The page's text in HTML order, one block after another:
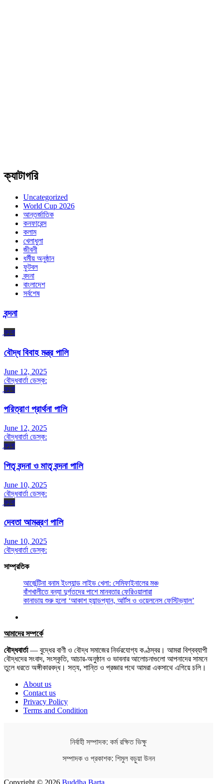
ক্যাটাগরি
Uncategorized
World Cup 2026
আন্তর্জাতিক
কনফারেন্স
কলাম
খেলাধুলা
জীবনী
ধর্মীয় অনুষ্ঠান
ফুটবল
বন্দনা
বাংলাদেশ
সর্বশেষ
বন্দনা
বন্দনা
বৌদ্ধ বিবাহ মন্ত্র পালি
June 12, 2025
বৌদ্ধবার্তা ডেস্ক:
বন্দনা
পরিত্রাণ প্রার্থনা পালি
June 12, 2025
বৌদ্ধবার্তা ডেস্ক:
বন্দনা
পিতৃ বন্দনা ও মাতৃ বন্দনা পালি
June 10, 2025
বৌদ্ধবার্তা ডেস্ক:
বন্দনা
দেবতা আমন্ত্রণ পালি
June 10, 2025
বৌদ্ধবার্তা ডেস্ক:
সাম্প্রতিক
আর্জেন্টিনা বনাম ইংল্যান্ড লাইভ খেলা: সেমিফাইনালের মঞ্চ
বাঁশখালীতে বন্যা দুর্গতদের পাশে মানবতার ফেরিওয়ালারা
কানাডায় শুরু হলো ‘আকাশ হ্যান্ডপ্যান, আর্টস ও ওয়েলনেস ফেস্টিভ্যাল’
আমাদের সম্পর্কে
বৌদ্ধবার্তা— বুদ্ধের বাণী ও বৌদ্ধ সমাজের নির্ভরযোগ্য কণ্ঠস্বর। আমরা বিশ্বব্যাপী
বৌদ্ধদের সংবাদ, সংস্কৃতি, আচার-অনুষ্ঠান ও ভাবনার আলোচনাগুলো আপনাদের সামনে
তুলে ধরতে অঙ্গীকারবদ্ধ। সত্য, শান্তি ও প্রজ্ঞার পথে আমরা একসাথে এগিয়ে চলি।
About us
Contact us
Privacy Policy
Terms and Condition
নির্বাহী সম্পাদক: কর্ম রক্ষিত ভিক্ষু
সম্পাদক ও প্রকাশক: শিমুল বড়ুয়া উনন
Copyright © 2026 Buddha Barta